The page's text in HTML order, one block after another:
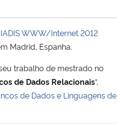
IADIS WWW/Internet 2012
Madrid, Espanha.
trabalho de mestrado no
de Dados Relacionais“,
de Dados e Linguagens de